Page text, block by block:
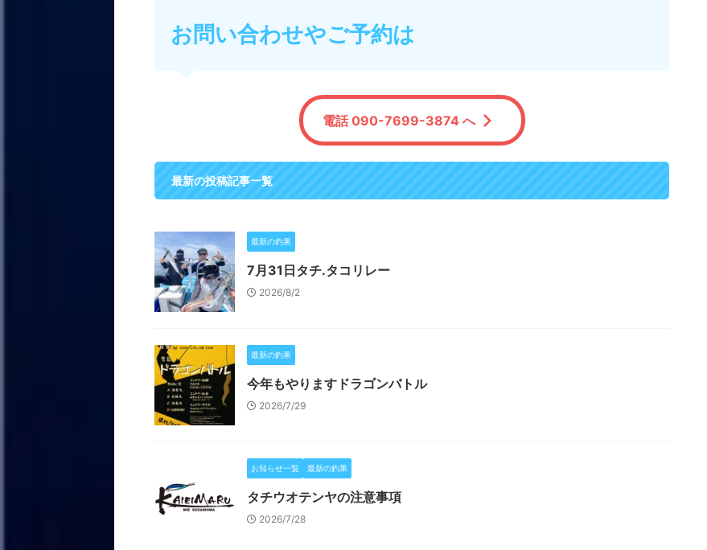
お問い合わせやご予約は
電話 090-7699-3874 へ
最新の投稿記事一覧
最新の釣果
7月31日タチ.タコリレー
2026/8/2
最新の釣果
今年もやりますドラゴンバトル
2026/7/29
お知らせ一覧 最新の釣果
タチウオテンヤの注意事項
2026/7/28